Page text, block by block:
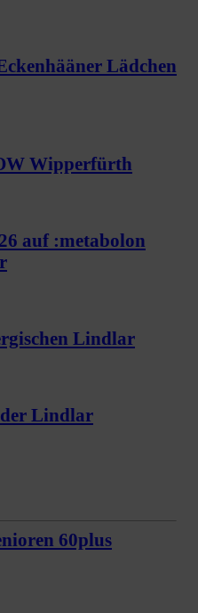
Lädchen
Wipperfürth
auf :metabolon
Lindlar
Lindlar
60plus